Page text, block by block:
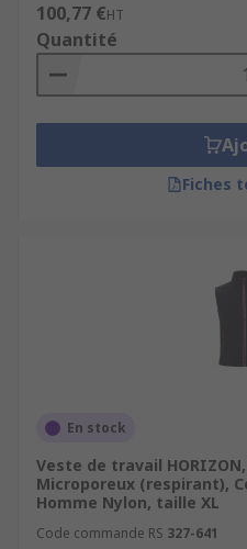
100,77 €HT
Quantité
Fiches
En stock
Veste de travail
Microporeux (respirant),
Homme Nylon, taille XL
Code commande RS 327-641